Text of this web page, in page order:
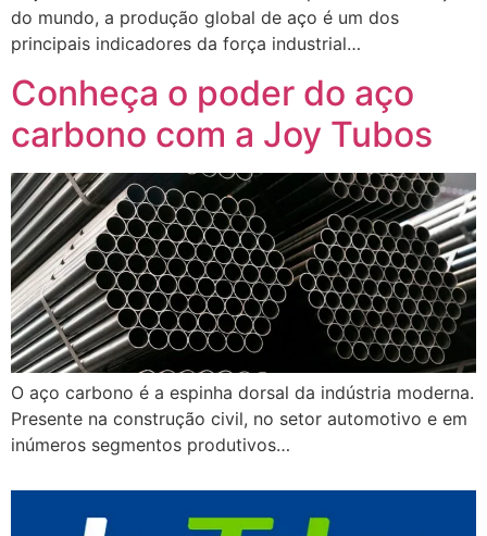
do mundo, a produção global de aço é um dos
principais indicadores da força industrial…
Conheça o poder do aço
carbono com a Joy Tubos
O aço carbono é a espinha dorsal da indústria moderna.
Presente na construção civil, no setor automotivo e em
inúmeros segmentos produtivos…